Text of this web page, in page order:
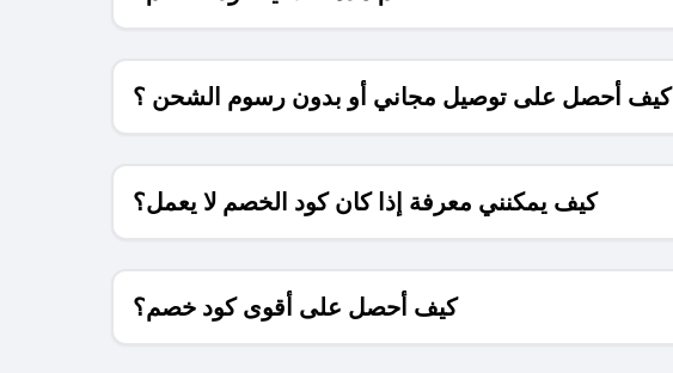
كيف أحصل على توصيل مجاني أو بدون رسوم الشحن ؟
كيف يمكنني معرفة إذا كان كود الخصم لا يعمل؟
كيف أحصل على أقوى كود خصم؟